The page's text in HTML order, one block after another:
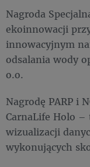
Nagroda
ekoinnowacji
innowacyjnym
odsalania wody
o.o.
Nagrodę PARP i
CarnaLife Holo
wizualizacji
wykonujących